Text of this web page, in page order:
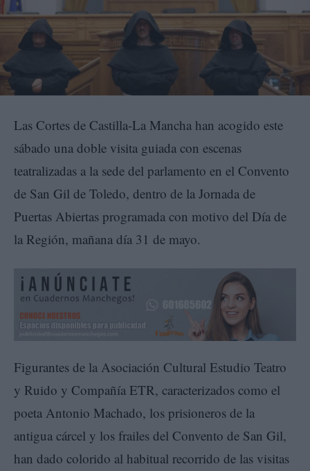
Las Cortes de Castilla-La Mancha han acogido este
sábado una doble visita guiada con escenas
teatralizadas a la sede del parlamento en el Convento
de San Gil de Toledo, dentro de la Jornada de
Puertas Abiertas programada con motivo del Día de
la Región, mañana día 31 de mayo.
Figurantes de la Asociación Cultural Estudio Teatro
y Ruido y Compañía ETR, caracterizados como el
poeta Antonio Machado, los prisioneros de la
antigua cárcel y los frailes del Convento de San Gil,
han dado colorido al habitual recorrido de las visitas